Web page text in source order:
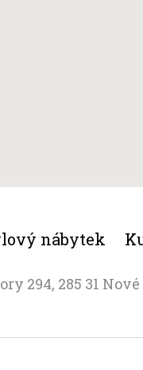
nábytek
294, 285 31